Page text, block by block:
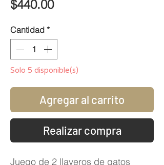
$440.00Precio
Cantidad *
Solo 5 disponible(s)
Agregar al carrito
Realizar compra
Juego de 2 llaveros de gatos